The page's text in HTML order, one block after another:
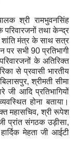
श्री रामभुवनसिंह
परिवारजनों तथा केन्द्र
शांति मंत्र के साथ सत्र
सभी 90 प्रतिभागी
के अतिरिक्त
से प्रवासी भारतीय
श्रीमती सीमा
जी आदि प्रतिभागियों
होना बताया।
महासचिव, श्री रूपेश
प्रांत संगठक उड़ीसा,
मेहता जी आईटी